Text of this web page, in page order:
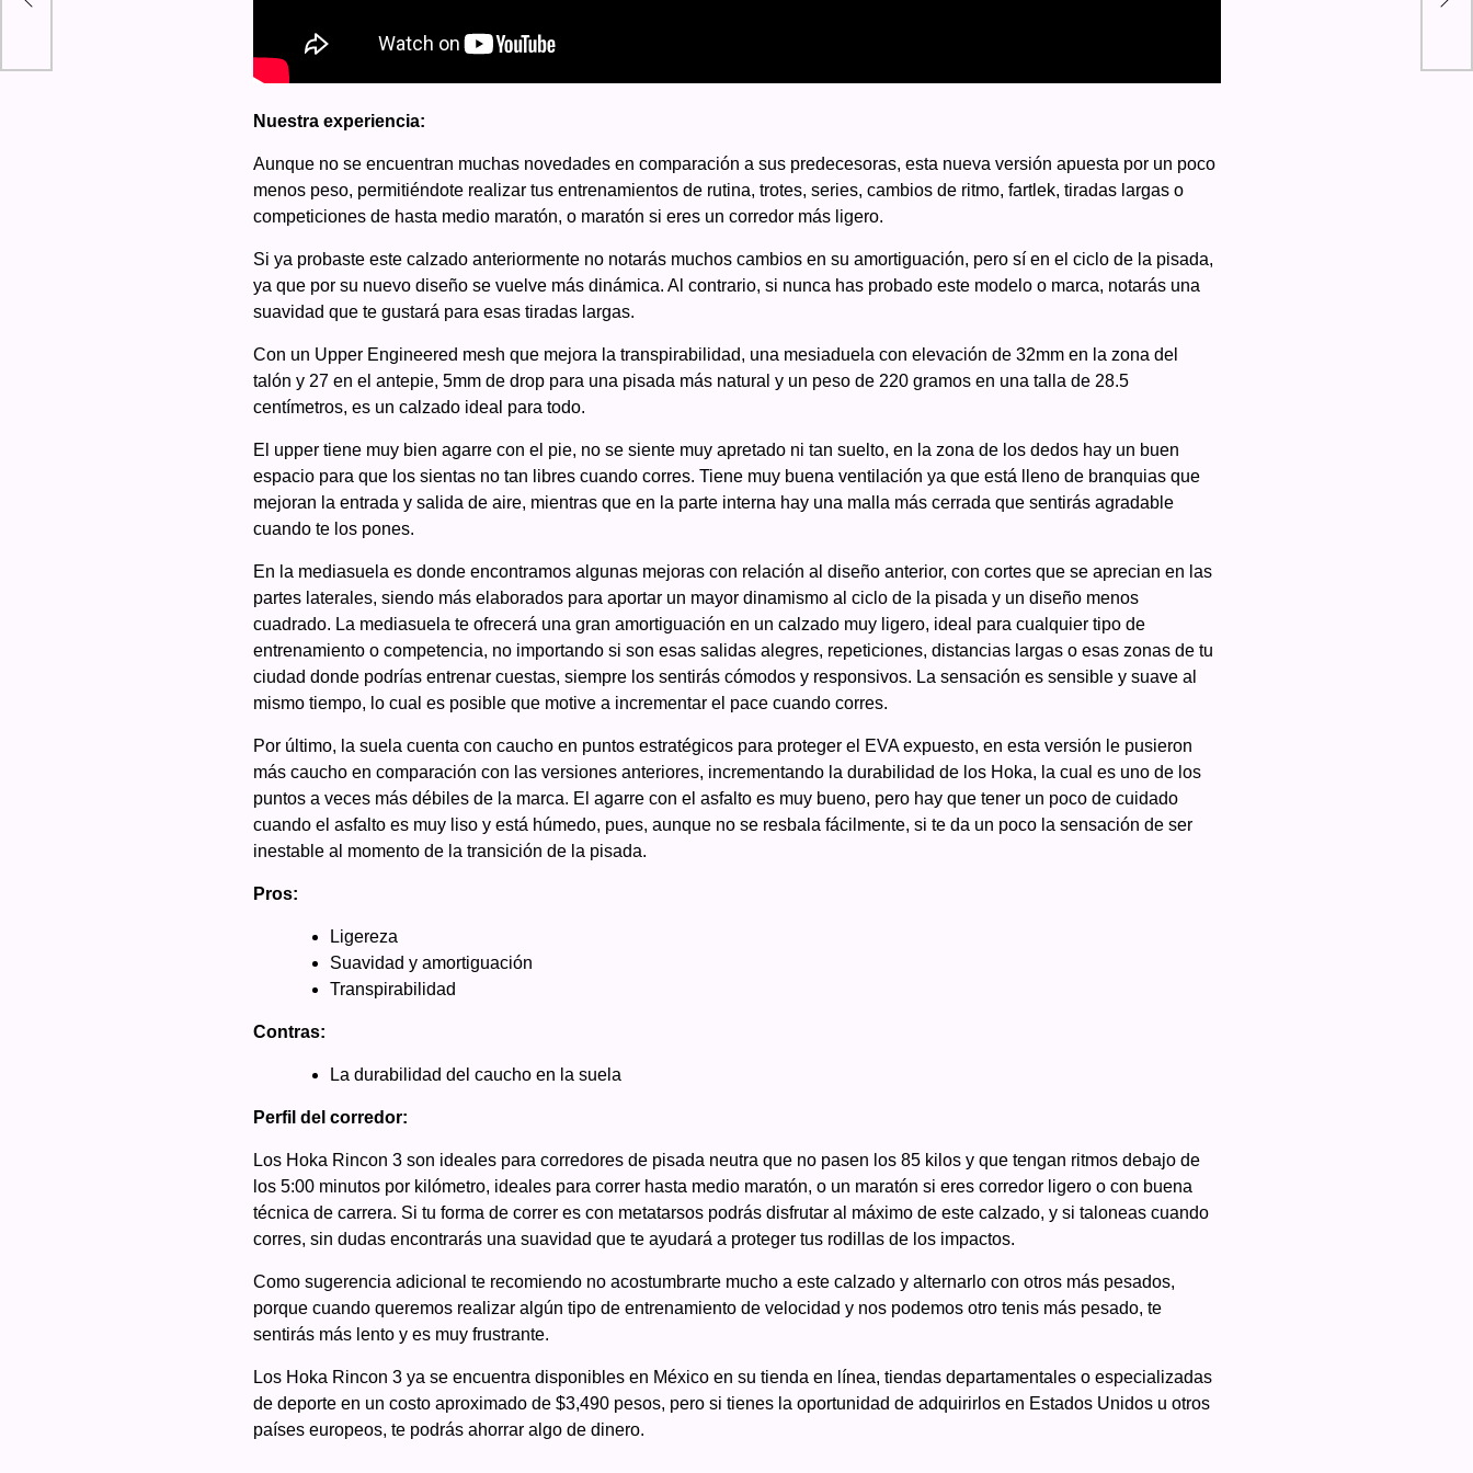
Nuestra experiencia:
Aunque no se encuentran muchas novedades en comparación a sus predecesoras, esta nueva versión apuesta por un poco
menos peso, permitiéndote realizar tus entrenamientos de rutina, trotes, series, cambios de ritmo, fartlek, tiradas largas o
competiciones de hasta medio maratón, o maratón si eres un corredor más ligero.
Si ya probaste este calzado anteriormente no notarás muchos cambios en su amortiguación, pero sí en el ciclo de la pisada,
ya que por su nuevo diseño se vuelve más dinámica. Al contrario, si nunca has probado este modelo o marca, notarás una
suavidad que te gustará para esas tiradas largas.
Con un Upper Engineered mesh que mejora la transpirabilidad, una mesiaduela con elevación de 32mm en la zona del
talón y 27 en el antepie, 5mm de drop para una pisada más natural y un peso de 220 gramos en una talla de 28.5
centímetros, es un calzado ideal para todo.
El upper tiene muy bien agarre con el pie, no se siente muy apretado ni tan suelto, en la zona de los dedos hay un buen
espacio para que los sientas no tan libres cuando corres. Tiene muy buena ventilación ya que está lleno de branquias que
mejoran la entrada y salida de aire, mientras que en la parte interna hay una malla más cerrada que sentirás agradable
cuando te los pones.
En la mediasuela es donde encontramos algunas mejoras con relación al diseño anterior, con cortes que se aprecian en las
partes laterales, siendo más elaborados para aportar un mayor dinamismo al ciclo de la pisada y un diseño menos
cuadrado. La mediasuela te ofrecerá una gran amortiguación en un calzado muy ligero, ideal para cualquier tipo de
entrenamiento o competencia, no importando si son esas salidas alegres, repeticiones, distancias largas o esas zonas de tu
ciudad donde podrías entrenar cuestas, siempre los sentirás cómodos y responsivos. La sensación es sensible y suave al
mismo tiempo, lo cual es posible que motive a incrementar el pace cuando corres.
Por último, la suela cuenta con caucho en puntos estratégicos para proteger el EVA expuesto, en esta versión le pusieron
más caucho en comparación con las versiones anteriores, incrementando la durabilidad de los Hoka, la cual es uno de los
puntos a veces más débiles de la marca. El agarre con el asfalto es muy bueno, pero hay que tener un poco de cuidado
cuando el asfalto es muy liso y está húmedo, pues, aunque no se resbala fácilmente, si te da un poco la sensación de ser
inestable al momento de la transición de la pisada.
Pros:
Ligereza
Suavidad y amortiguación
Transpirabilidad
Contras:
La durabilidad del caucho en la suela
Perfil del corredor:
Los Hoka Rincon 3 son ideales para corredores de pisada neutra que no pasen los 85 kilos y que tengan ritmos debajo de
los 5:00 minutos por kilómetro, ideales para correr hasta medio maratón, o un maratón si eres corredor ligero o con buena
técnica de carrera. Si tu forma de correr es con metatarsos podrás disfrutar al máximo de este calzado, y si taloneas cuando
corres, sin dudas encontrarás una suavidad que te ayudará a proteger tus rodillas de los impactos.
Como sugerencia adicional te recomiendo no acostumbrarte mucho a este calzado y alternarlo con otros más pesados,
porque cuando queremos realizar algún tipo de entrenamiento de velocidad y nos podemos otro tenis más pesado, te
sentirás más lento y es muy frustrante.
Los Hoka Rincon 3 ya se encuentra disponibles en México en su tienda en línea, tiendas departamentales o especializadas
de deporte en un costo aproximado de $3,490 pesos, pero si tienes la oportunidad de adquirirlos en Estados Unidos u otros
países europeos, te podrás ahorrar algo de dinero.
un